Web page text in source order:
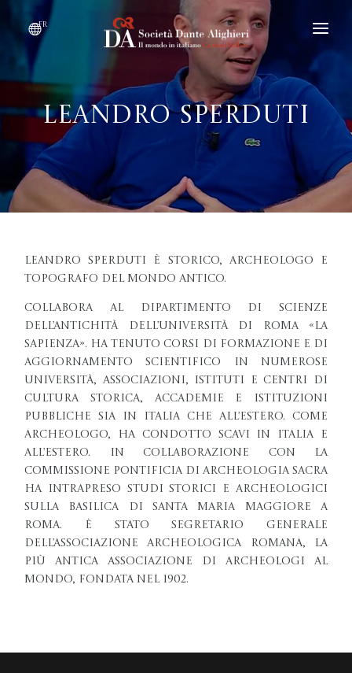
fr
DEVENIR MEMBRE
QUI SOMMES-NOUS ?
ÉVÉNEMENTS
CONVENTIONS
Leandro Sperduti
Leandro Sperduti è storico, archeologo e
topografo del mondo antico.
Collabora al Dipartimento di Scienze
dell’Antichità dell’Università di Roma «la
Sapienza». Ha tenuto corsi di formazione e di
aggiornamento scientifico in numerose
università, associazioni, istituti e centri di
cultura storica, accademie e istituzioni
pubbliche sia in Italia che all’estero. Come
archeologo, ha condotto scavi in Italia e
all’estero. In collaborazione con la
Commissione Pontificia di Archeologia Sacra
ha intrapreso studi storici e archeologici
sulla Basilica di Santa Maria Maggiore a
Roma. È stato Segretario generale
dell’Associazione Archeologica Romana, la
più antica associazione di archeologi al
Mondo, fondata nel 1902.